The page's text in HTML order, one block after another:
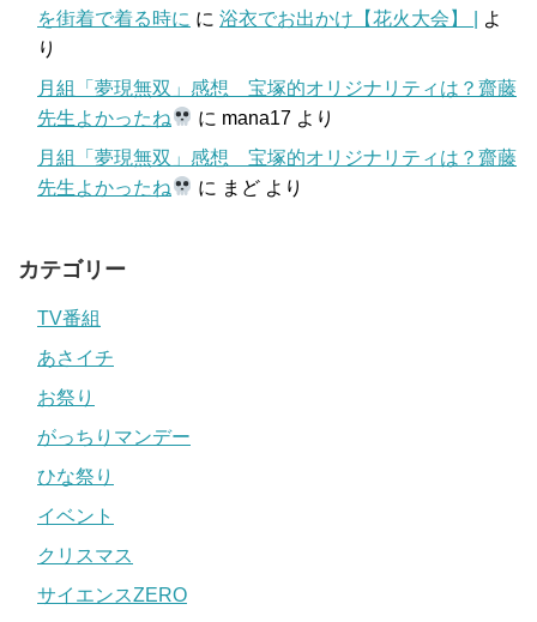
を街着で着る時に に 浴衣でお出かけ【花火大会】 |
よ
り
月組「夢現無双」感想 宝塚的オリジナリティは？齋藤
先生よかったね
に mana17 より
月組「夢現無双」感想 宝塚的オリジナリティは？齋藤
先生よかったね
に まど より
カテゴリー
TV番組
あさイチ
お祭り
がっちりマンデー
ひな祭り
イベント
クリスマス
サイエンスZERO